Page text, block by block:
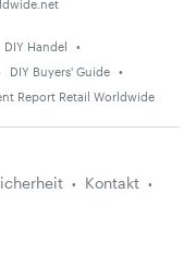
DIY Handel
DIY Buyers' Guide
Report Retail Worldwide
Kontakt